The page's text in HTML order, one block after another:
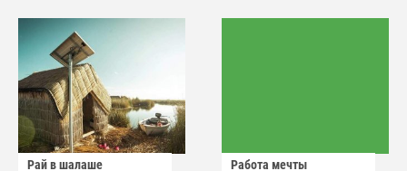
Рай в шалаше Работа мечты